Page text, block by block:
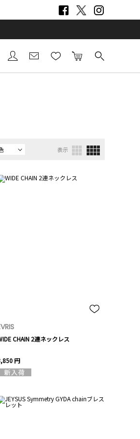
表示
CHAIN 2連ネックレス
円